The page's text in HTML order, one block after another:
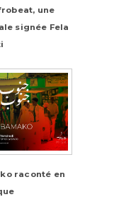
signée Fela